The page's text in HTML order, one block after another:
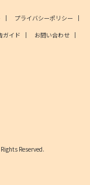
プライバシーポリシー
ガイド
お問い合わせ
Reserved.